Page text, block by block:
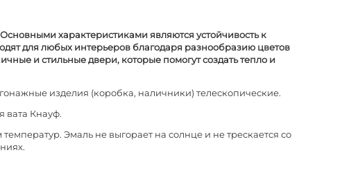
характеристиками являются устойчивость к
для любых интерьеров благодаря разнообразию цветов
и стильные двери, которые помогут создать тепло и
изделия (коробка, наличники) телескопические.
вата Кнауф.
Эмаль не выгорает на солнце и не трескается со